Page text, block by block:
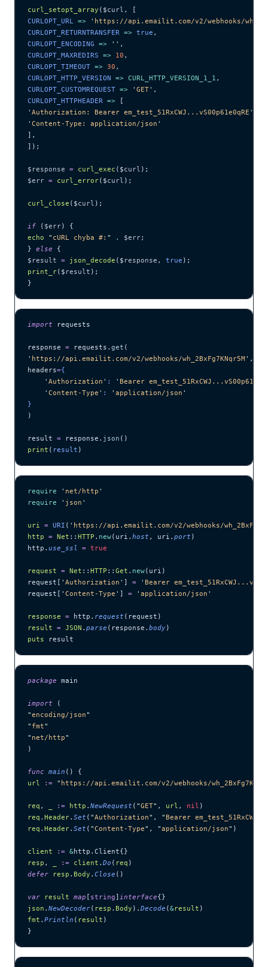
curl_setopt_array ($curl ,
[
CURLOPT_URL => ' https://api.emailit.com/v2/webhooks/
CURLOPT_RETURNTRANSFER => true ,
CURLOPT_ENCODING => '' ,
CURLOPT_MAXREDIRS => 10 ,
CURLOPT_TIMEOUT => 30 ,
CURLOPT_HTTP_VERSION => CURL_HTTP_VERSION_1_1 ,
CURLOPT_CUSTOMREQUEST => ' GET' ,
CURLOPT_HTTPHEADER => [
' Authorization: Bearer em_test_51RxCWJ...vS00p61e0qRE '
' Content-Type: application/json '
],
]);
$response = curl_exec ($curl );
$err = curl_error($curl );
curl_close ($curl );
if ( $err) {
echo " cURL chyba #: " . $err;
} else {
$result = json_decode ($ response , true );
print_r($ result );
}
import requests
response = requests. get (
' https://api.emailit.com/v2/webhooks/wh_2BxFg7KNqr5M' ,
headers={
    '
Authorization ' : ' Bearer
    '
Content-Type ' : ' application/json '
}
)
result = response. json ()
print ( result )
require ' net/http '
require ' json '
uri = URI ( ' https://api.emailit.com/v2/webhooks/
http = Net :: HTTP . new(uri. host , uri. port )
http. use_ssl = true
request = Net :: HTTP :: Get . new(uri)
request[ ' Authorization ' ] = ' Bearer
request[ ' Content-Type ' ] = ' application/json '
response = http. request (request)
result = JSON . parse (response. body)
puts result
package main
import (
"encoding/json"
" fmt"
" net/http"
)
func main () {
url
:= " https://api.emailit.com/v2/webhooks/
req , := http . NewRequest ( "GET" , url , nil )
req . Header. Set ( "Authorization" , "Bearer
req . Header. Set ( "Content-Type" , "application/json" )
client := &http.Client{}
resp , := client . Do ( req )
defer resp . Body . Close ()
var result map [ string] interface{}
json . NewDecoder( resp . Body ). Decode (&result )
fmt . Println ( result )
}